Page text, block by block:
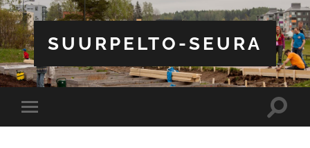
SUURPELTO-SEURA
Toggle
mobile
Toggle